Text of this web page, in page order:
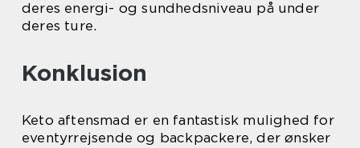
deres energi- og sundhedsniveau på under
deres ture.
Konklusion
Keto aftensmad er en fantastisk mulighed for
eventyrrejsende og backpackere, der ønsker